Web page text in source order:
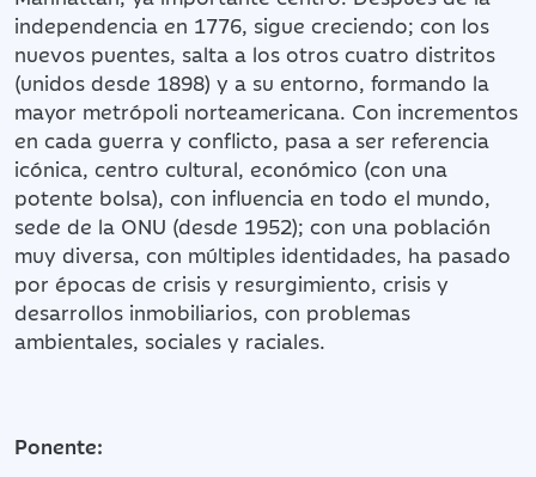
independencia en 1776, sigue creciendo; con los
nuevos puentes, salta a los otros cuatro distritos
(unidos desde 1898) y a su entorno, formando la
mayor metrópoli norteamericana. Con incrementos
en cada guerra y conflicto, pasa a ser referencia
icónica, centro cultural, económico (con una
potente bolsa), con influencia en todo el mundo,
sede de la ONU (desde 1952); con una población
muy diversa, con múltiples identidades, ha pasado
por épocas de crisis y resurgimiento, crisis y
desarrollos inmobiliarios, con problemas
ambientales, sociales y raciales.
Ponente: